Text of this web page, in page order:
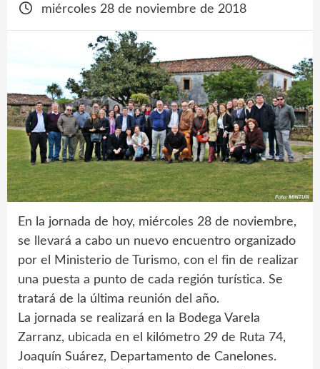
miércoles 28 de noviembre de 2018
En la jornada de hoy, miércoles 28 de noviembre,
se llevará a cabo un nuevo encuentro organizado
por el Ministerio de Turismo, con el fin de realizar
una puesta a punto de cada región turística. Se
tratará de la última reunión del año.
La jornada se realizará en la Bodega Varela
Zarranz, ubicada en el kilómetro 29 de Ruta 74,
Joaquín Suárez, Departamento de Canelones.